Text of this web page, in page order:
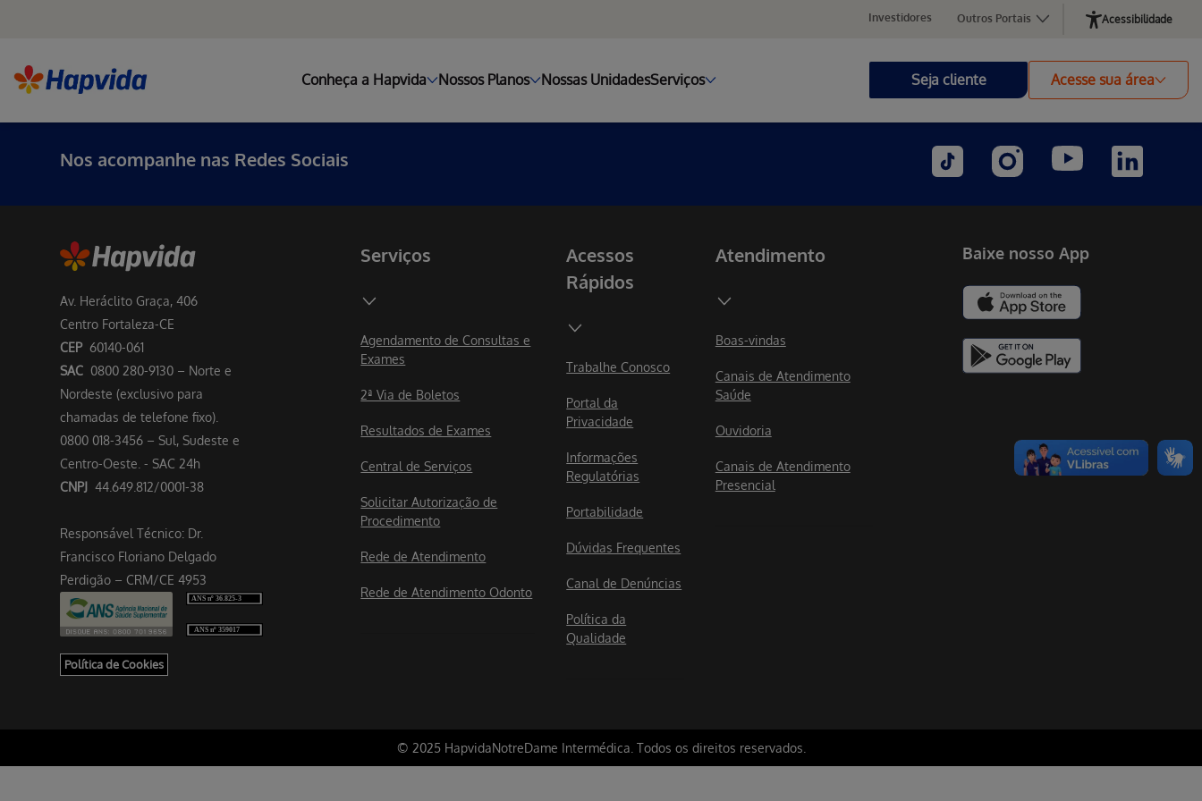
Investidores Outros Portais Acessibilidade
Conheça a Hapvida Nossos Planos Nossas UnidadesServiços Seja cliente Acesse sua área
Nos acompanhe nas Redes Sociais
Av. Heráclito Graça, 406
Centro Fortaleza-CE
CEP 60140-061
SAC 0800 280-9130 – Norte e
Nordeste (exclusivo para
chamadas de telefone fixo).
0800 018-3456 – Sul, Sudeste e
Centro-Oeste. - SAC 24h
CNPJ 44.649.812/0001-38
Responsável Técnico: Dr.
Francisco Floriano Delgado
Perdigão – CRM/CE 4953
Política de Cookies
Serviços
Agendamento de Consultas e
Exames
2ª Via de Boletos
Resultados de Exames
Central de Serviços
Solicitar Autorização de
Procedimento
Rede de Atendimento
Rede de Atendimento Odonto
Acessos
Rápidos
Trabalhe Conosco
Portal da
Privacidade
Informações
Regulatórias
Portabilidade
Dúvidas Frequentes
Canal de Denúncias
Política da
Qualidade
Atendimento
Boas-vindas
Canais de Atendimento
Saúde
Ouvidoria
Canais de Atendimento
Presencial
Baixe nosso App
© 2025 HapvidaNotreDame Intermédica. Todos os direitos reservados.